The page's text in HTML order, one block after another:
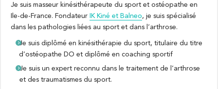
Je suis masseur kinésithérapeute du sport et ostéopathe en
Ile-de-France. Fondateur IK Kiné et Balneo, je suis spécialisé
dans les pathologies liées au sport et dans l’arthrose.
Je suis diplômé en kinésithérapie du sport, titulaire du titre
d’ostéopathe DO et diplômé en coaching sportif
Je suis un expert reconnu dans le traitement de l’arthrose
et des traumatismes du sport.